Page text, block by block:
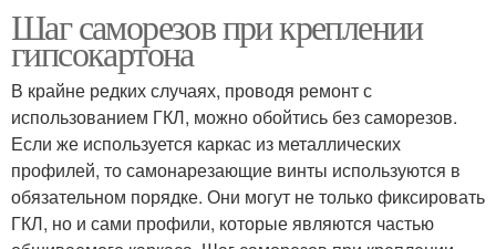
Шаг саморезов при креплении
гипсокартона
В крайне редких случаях, проводя ремонт с
использованием ГКЛ, можно обойтись без саморезов.
Если же используется каркас из металлических
профилей, то самонарезающие винты используются в
обязательном порядке. Они могут не только фиксировать
ГКЛ, но и сами профили, которые являются частью